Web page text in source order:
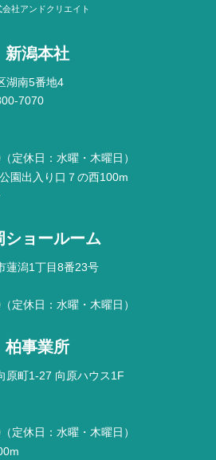
会社アンドクリエイト
新潟本社
湖南5番地4
7070
定休日：水曜・木曜日）
園出入り口７の西100m
ショールーム
蓮潟1丁目8番23号
定休日：水曜・木曜日）
柏事業所
原町1-27 向原ハウス1F
定休日：水曜・木曜日）